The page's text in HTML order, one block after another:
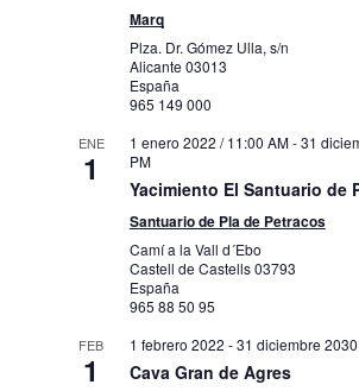
Marq
Plza. Dr. Gómez Ulla, s/n
Alicante 03013
España
965 149 000
ENE
1
1 enero 2022 / 11:00 AM-31
PM
Yacimiento El Santuario de
Santuario de Pla de Petracos
Camí a la Vall d´Ebo
Castell de Castells03793
España
965 88 50 95
FEB
1
1 febrero 2022 -31 diciembre 2030
Cava Gran de Agres